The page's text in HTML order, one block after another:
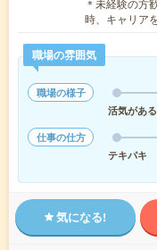
＊未経験の方
時、キャリア
職場の雰囲気
職場の様子
活気がある
仕事の仕方
テキパキ
気になる!